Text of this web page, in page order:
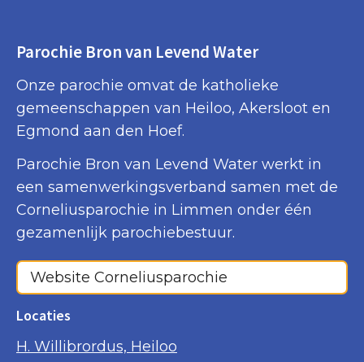
Parochie Bron van Levend Water
Onze parochie omvat de katholieke
gemeenschappen van Heiloo, Akersloot en
Egmond aan den Hoef.
Parochie Bron van Levend Water werkt in
een samenwerkingsverband samen met de
Corneliusparochie in Limmen onder één
gezamenlijk parochiebestuur.
Website Corneliusparochie
Locaties
H. Willibrordus, Heiloo